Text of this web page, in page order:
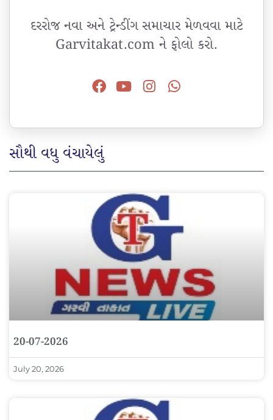
દરરોજ નવા અને ટ્રેન્ડીંગ સમાચાર મેળવવા માટે
Garvitakat.com ને ફોલો કરો.
સૌથી વધુ વંચાયેલું
20-07-2026
July 20, 2026